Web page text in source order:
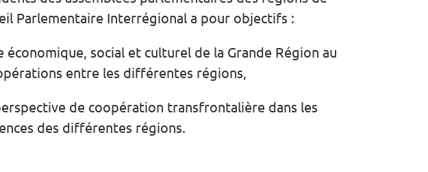
Parlementaire Interrégional a pour objectifs :
social et culturel de la Grande Région au
entre les différentes régions,
de coopération transfrontalière dans les
des différentes régions.